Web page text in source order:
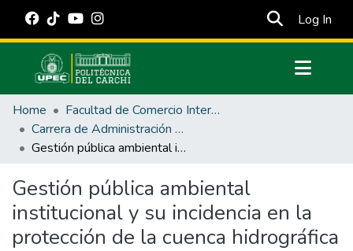
Log In
Communities & Collections
All of DSpace
Statistics
Estadísticas Externas
Manuales
Home
Facultad de Comercio Internacional, Integración, Administración y Economía Empresarial
Carrera de Administración Pública
Gestión pública ambiental institucional y su incidencia en la protección de la cuenca hidrográfica Chalpatán, Parroquia Tufiño
Gestión pública ambiental
institucional y su incidencia en la
protección de la cuenca hidrográfica